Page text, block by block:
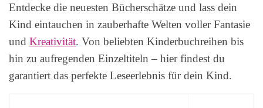
Entdecke die neuesten Bücherschätze und lass dein
Kind eintauchen in zauberhafte Welten voller Fantasie
und Kreativität. Von beliebten Kinderbuchreihen bis
hin zu aufregenden Einzeltiteln – hier findest du
garantiert das perfekte Leseerlebnis für dein Kind.